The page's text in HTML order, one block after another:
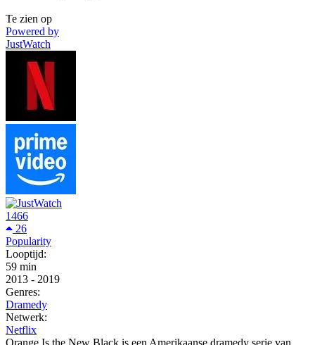
Te zien op
Powered by
JustWatch
1466
26
Popularity
Looptijd:
59 min
2013 - 2019
Genres:
Dramedy
Netwerk:
Netflix
Orange Is the New Black is een Amerikaanse dramedy serie van